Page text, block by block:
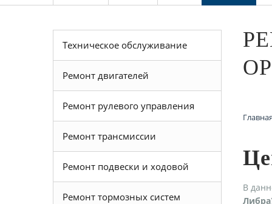
В
Техническое обслуживание
Ремонт двигателей
Ремонт рулевого управления
Ремонт трансмиссии
Ремонт подвески и ходовой
Ремонт тормозных систем